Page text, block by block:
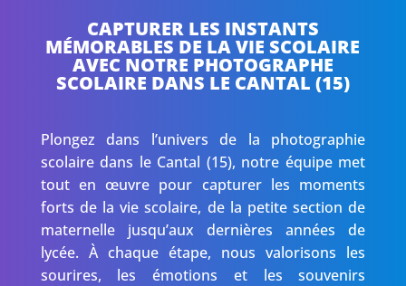
CAPTURER LES INSTANTS
MÉMORABLES DE LA VIE SCOLAIRE
AVEC NOTRE PHOTOGRAPHE
SCOLAIRE DANS LE CANTAL (15)
Plongez dans l’univers de la photographie
scolaire dans le Cantal (15), notre équipe met
tout en œuvre pour capturer les moments
forts de la vie scolaire, de la petite section de
maternelle jusqu’aux dernières années de
lycée. À chaque étape, nous valorisons les
sourires, les émotions et les souvenirs